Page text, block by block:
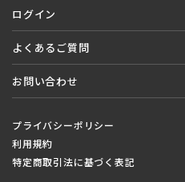
ログイン
よくあるご質問
お問い合わせ
プライバシーポリシー
利用規約
特定商取引法に基づく表記